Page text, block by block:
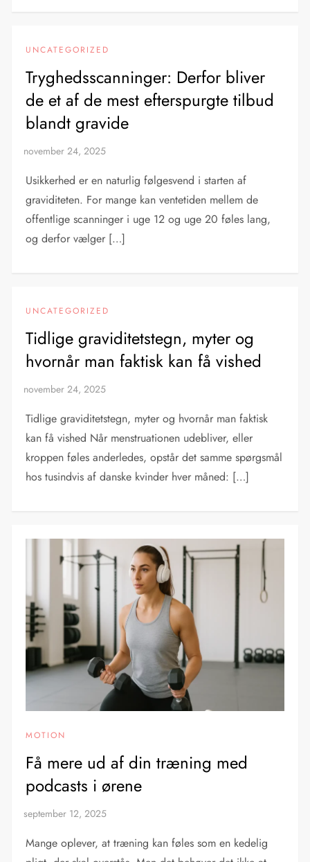
UNCATEGORIZED
Tryghedsscanninger: Derfor bliver
de et af de mest efterspurgte tilbud
blandt gravide
Usikkerhed er en naturlig følgesvend i starten af
graviditeten. For mange kan ventetiden mellem de
offentlige scanninger i uge 12 og uge 20 føles lang,
og derfor vælger […]
UNCATEGORIZED
Tidlige graviditetstegn, myter og
hvornår man faktisk kan få vished
Tidlige graviditetstegn, myter og hvornår man faktisk
kan få vished Når menstruationen udebliver, eller
kroppen føles anderledes, opstår det samme spørgsmål
hos tusindvis af danske kvinder hver måned: […]
MOTION
Få mere ud af din træning med
podcasts i ørene
Mange oplever, at træning kan føles som en kedelig